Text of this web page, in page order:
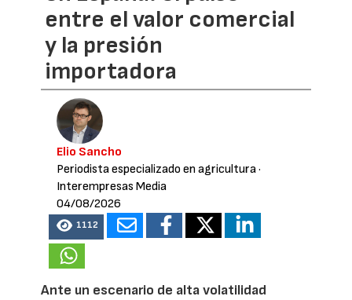
entre el valor comercial
y la presión
importadora
Elio Sancho
Periodista especializado en agricultura·
Interempresas Media
04/08/2026
1112
Ante un escenario de alta volatilidad